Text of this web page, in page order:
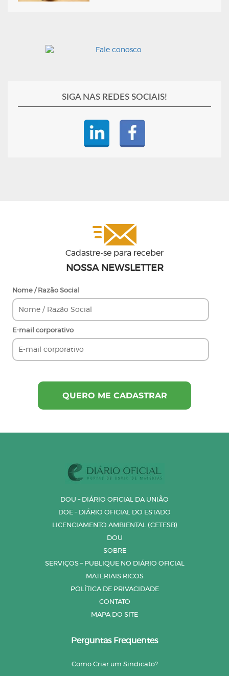
SIGA NAS REDES SOCIAIS!
Cadastre-se para receber
NOSSA NEWSLETTER
Nome / Razão Social
E-mail corporativo
DOU – DIÁRIO OFICIAL DA UNIÃO
DOE – DIÁRIO OFICIAL DO ESTADO
LICENCIAMENTO AMBIENTAL (CETESB)
DOU
SOBRE
SERVIÇOS – PUBLIQUE NO DIÁRIO OFICIAL
MATERIAIS RICOS
POLÍTICA DE PRIVACIDADE
CONTATO
MAPA DO SITE
Perguntas Frequentes
Como Criar um Sindicato?